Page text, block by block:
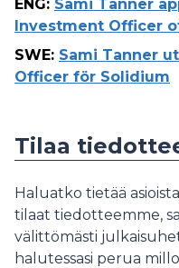
ENG: Sami Tanner
Investment Officer
SWE: Sami Tanner
Officer för Solidium
Tilaa
Haluatko tietää
tilaat tiedotteemme,
välittömästi
halutessasi perua